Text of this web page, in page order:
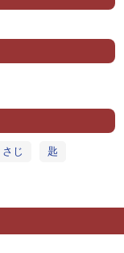
さじ 匙